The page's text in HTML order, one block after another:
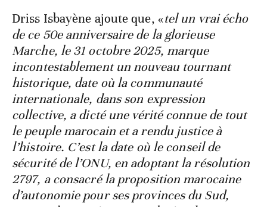
Driss Isbayène ajoute que, «tel un vrai écho
de ce 50eanniversaire de la glorieuse
Marche, le 31 octobre 2025, marque
incontestablement un nouveau tournant
historique, date où la communauté
internationale, dans son expression
collective, a dicté une vérité connue de tout
le peuple marocain et a rendu justice à
l’histoire. C’est la date où le conseil de
sécurité de l’ONU, en adoptant la résolution
2797, a consacré la proposition marocaine
d’autonomie pour ses provinces du Sud,